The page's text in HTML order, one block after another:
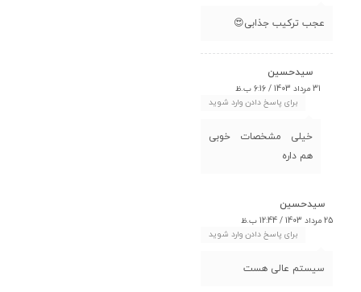
عجب ترکیب جذابی😍
سیدحسین
31 مرداد 1403 / 6:16 ب.ظ
برای پاسخ دادن وارد شوید
خیلی مشخصات خوبی
هم داره
سیدحسین
25 مرداد 1403 / 12:44 ب.ظ
برای پاسخ دادن وارد شوید
سیستم عالی هست